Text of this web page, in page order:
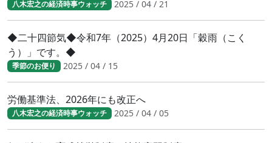
八木宏之の経済時事ウォッチ 2025 / 04 / 21
◆二十四節気◆令和7年（2025）4月20日「穀雨（こく
う）」です。◆
季節のお便り 2025 / 04 / 15
労働基準法、2026年にも改正へ
八木宏之の経済時事ウォッチ 2025 / 04 / 05